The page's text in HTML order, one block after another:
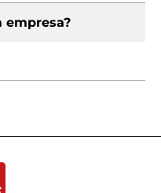
empresa?